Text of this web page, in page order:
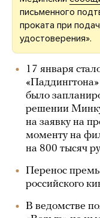
письменного
проката при
удостоверения».
17 января
было
решении
на заявку на
моменту на
на 800 тысяч
Перенос
российского
В ведомстве